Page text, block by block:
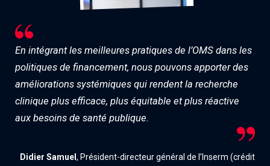
En intégrant les meilleures pratiques de l’OMS dans les
politiques de financement, nous pouvons apporter des
améliorations systémiques qui rendent la recherche
clinique plus efficace, plus équitable et plus réactive
aux besoins de santé publique.
Didier Samuel , Président-directeur général de l’Inserm (crédit